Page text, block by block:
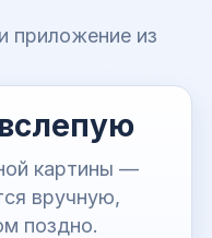
приложение из
картины —
вручную,
поздно.